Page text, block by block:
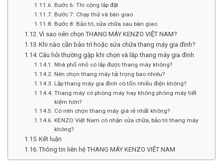
Bước 6: Thi công lắp đặt
Bước 7: Chạy thử và bàn giao
Bước 8: Bảo trì, sửa chữa sau bàn giao
Vì sao nên chọn THANG MÁY KENZO VIỆT NAM?
Khi nào cần bảo trì hoặc sửa chữa thang máy gia đình?
Câu hỏi thường gặp khi chọn và lắp thang máy gia đình
Nhà phố nhỏ có lắp được thang máy không?
Nên chọn thang máy tải trọng bao nhiêu?
Lắp thang máy gia đình có tốn nhiều điện không?
Thang máy có phòng máy hay không phòng máy tiết
kiệm hơn?
Có nên chọn thang máy giá rẻ nhất không?
KENZO Việt Nam có nhận sửa chữa, bảo trì thang máy
không?
Kết luận
Thông tin liên hệ THANG MÁY KENZO VIỆT NAM